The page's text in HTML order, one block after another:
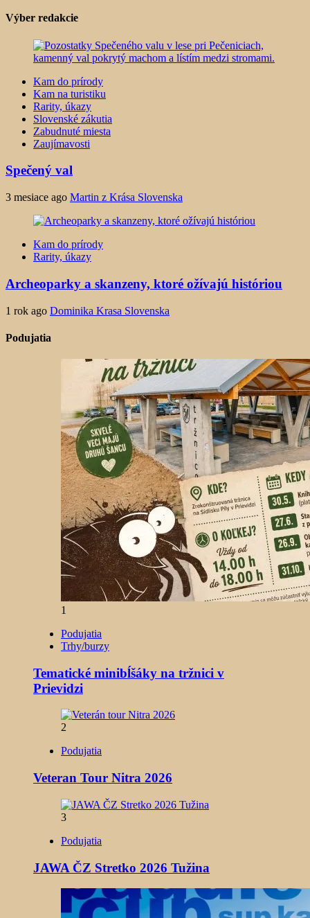
Výber redakcie
Kam do prírody
Kam na turistiku
Rarity, úkazy
Slovenské zákutia
Zabudnuté miesta
Zaujímavosti
Spečený val
3 mesiace ago Martin z Krása Slovenska
Kam do prírody
Rarity, úkazy
Archeoparky a skanzeny, ktoré ožívajú históriou
1 rok ago Dominika Krasa Slovenska
Podujatia
1
Podujatia
Trhy/burzy
Tematické minibĺšáky na tržnici v
Prievidzi
2
Podujatia
Veteran Tour Nitra 2026
3
Podujatia
JAWA ČZ Stretko 2026 Tužina